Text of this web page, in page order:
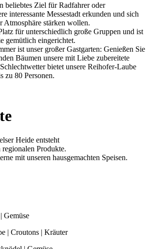
beliebtes Ziel für Radfahrer oder
interessante Messestadt erkunden und sich
Atmosphäre stärken wollen.
für unterschiedlich große Gruppen und ist
gemütlich eingerichtet.
ist unser großer Gastgarten: Genießen Sie
Bäumen unsere mit Liebe zubereitete
bietet unsere Reihofer-Laube
zu 80 Personen.
Heide entsteht
Produkte.
mit unseren hausgemachten Speisen.
Gemüse
| Croutons | Kräuter